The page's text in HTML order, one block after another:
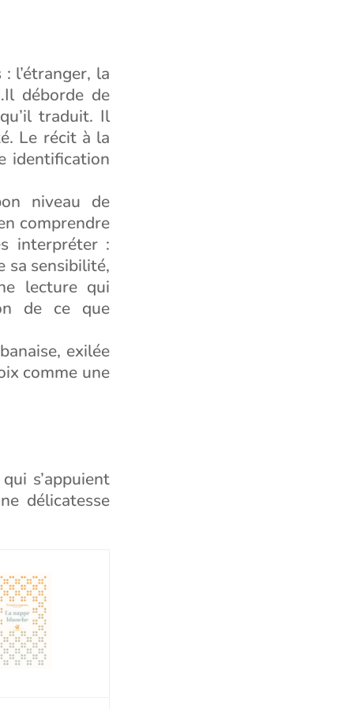
l’étranger, la
déborde de
traduit. Il
Le récit à la
identification
niveau de
comprendre
interpréter :
sa sensibilité,
lecture qui
de ce que
exilée
comme une
s’appuient
délicatesse